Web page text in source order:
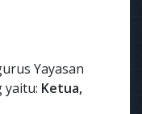
Yayasan
yaitu: Ketua,